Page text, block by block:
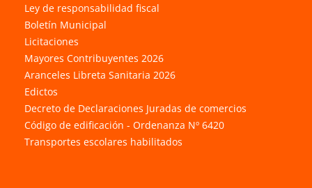
Ley de responsabilidad fiscal
Boletín Municipal
Licitaciones
Mayores Contribuyentes 2026
Aranceles Libreta Sanitaria 2026
Edictos
Decreto de Declaraciones Juradas de comercios
Código de edificación - Ordenanza Nº 6420
Transportes escolares habilitados